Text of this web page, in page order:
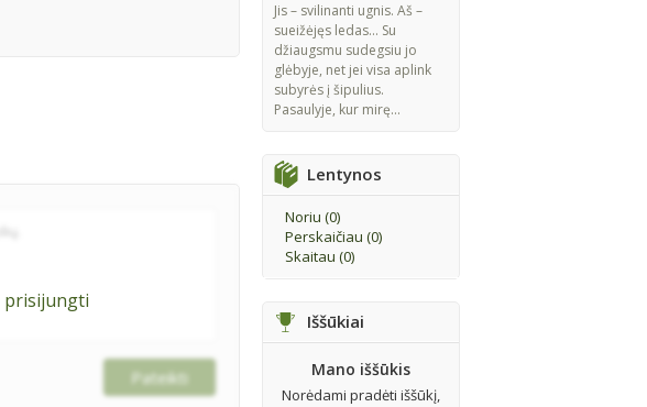
Jis – svilinanti ugnis. Aš –
sueižėjęs ledas... Su
džiaugsmu sudegsiu jo
glėbyje, net jei visa aplink
subyrės į šipulius.
Pasaulyje, kur mirę...
Lentynos
Noriu (0)
Perskaičiau (0)
Skaitau (0)
Iššūkiai
Mano iššūkis
Norėdami pradėti iššūkį,
prisijungti